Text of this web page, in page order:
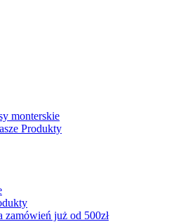
monterskie
Produkty
zamówień już od 500zł